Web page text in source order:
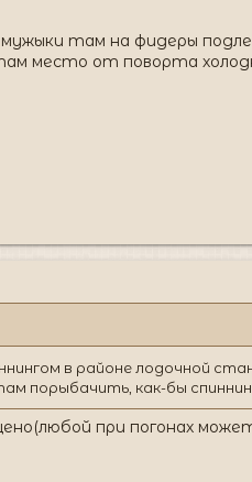
там на фидеры
место от поворта
в районе лодочной
порыбачить, как-бы
при погонах